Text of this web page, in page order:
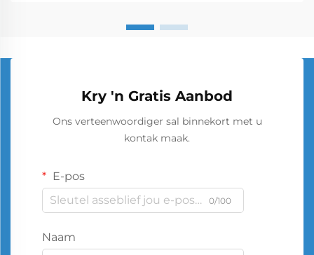
Kry 'n Gratis Aanbod
Ons verteenwoordiger sal binnekort met u
kontak maak.
E-pos
0/100
Naam